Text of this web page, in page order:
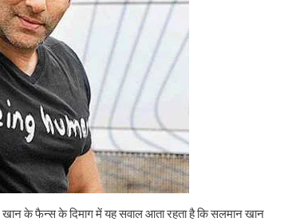
के फैन्स के दिमाग में यह सवाल आता रहता है कि सलमान खान